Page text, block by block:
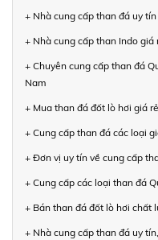
+ Nhà cung cấp than đá uy
+ Nhà cung cấp than Indo
+ Chuyên cung cấp than đá
Nam
+ Mua than đá đốt lò hơi giá
+ Cung cấp than đá các loại
+ Đơn vị uy tín về cung cấp
+ Cung cấp các loại than đá
+ Bán than đá đốt lò hơi chất
+ Nhà cung cấp than đá uy